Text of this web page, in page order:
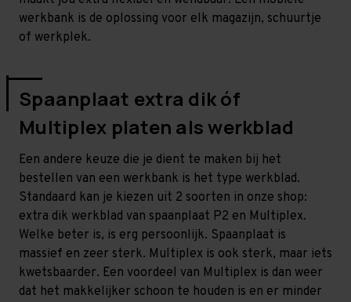
werkbank is de oplossing voor elk magazijn, schuurtje
of werkplek.
Spaanplaat extra dik óf
Multiplex platen als werkblad
Een andere keuze die je dient te maken bij het
bestellen van een werkbank is het type werkblad.
Standaard kan je kiezen uit 2 soorten in onze shop:
extra dik werkblad van spaanplaat P2 en Multiplex.
Welke beter is, is erg persoonlijk. Spaanplaat is
massief en zeer sterk. Multiplex is ook sterk, maar iets
kwetsbaarder. Een voordeel van Multiplex is dan weer
dat het makkelijker schoon te houden is en er minder